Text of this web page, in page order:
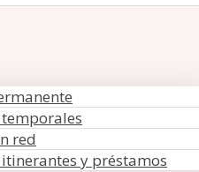
red
y préstamos